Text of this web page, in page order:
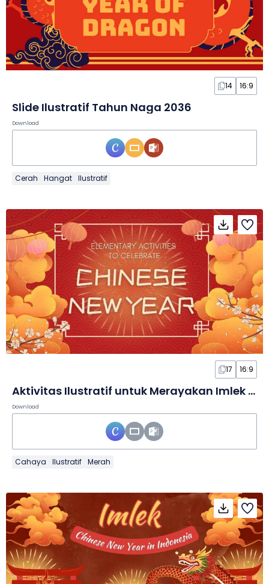
14 16:9
Slide Ilustratif Tahun Naga 2036
Download
Cerah Hangat Ilustratif
17 16:9
Aktivitas Ilustratif untuk Merayakan Imlek dalam Slide
Download
Cahaya Ilustratif Merah